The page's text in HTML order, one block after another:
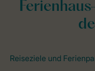
Reiseziele und